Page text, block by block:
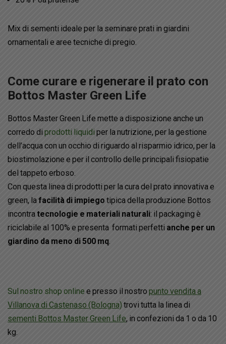
Mix di sementi ideale per la seminare prati in giardini
ornamentali e aree tecniche di pregio.
Come curare e rigenerare il prato con
Bottos Master Green Life
Bottos Master Green Life mette a disposizione anche un
corredo di prodotti liquidi per la nutrizione, per la gestione
dell’acqua con un occhio di riguardo al risparmio idrico, per la
biostimolazione e per il controllo delle principali fisiopatie
del tappeto erboso.
Con questa linea di prodotti per la cura del prato innovativa e
green, lafacilità di impiego tipica della produzione Bottos
incontra tecnologie e materiali naturali: il packaging è
riciclabile al 100% e presenta formati perfetti anche per un
giardino da meno di 500 mq.
Sul nostro shop online e presso il nostro punto vendita a
Villanova di Castenaso (Bologna) trovi tutta la linea di
sementi Bottos Master Green Life, in confezioni da 1 o da 10
kg.